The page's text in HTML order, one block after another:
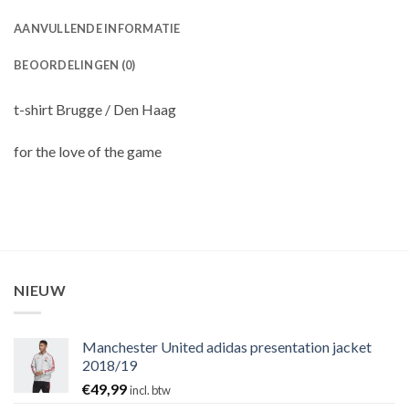
AANVULLENDE INFORMATIE
BEOORDELINGEN (0)
t-shirt Brugge / Den Haag
for the love of the game
NIEUW
Manchester United adidas presentation jacket
2018/19
€49,99incl. btw